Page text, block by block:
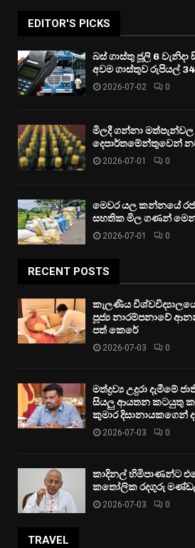
EDITOR'S PICKS
බස් ගාස්තු ජූලි 6
අවම ගාස්තුව රුපියල්
2026-07-02 0
මිලදී ගන්නා මත්පැන්වල
දෙපාර්තමේන්තුවෙන්
2026-07-01 0
මෙවර යල කන්නයේ
සහතික මිල ගණන්
2026-07-01 0
RECENT POSTS
කැලණිය
පූජ්‍ය නාරම්පනාවේ
පත් කෙරේ
2026-07-03 0
මත්ද්‍රව්‍ය උදුරා දැමීමේ
සියලු ආයතන කටයුතු
කුමාර දිසානායකගෙන්
2026-07-03 0
කාදිනල් හිමිපාණන්ට
කතෝලික රදගුරු
2026-07-03 0
TRAVEL